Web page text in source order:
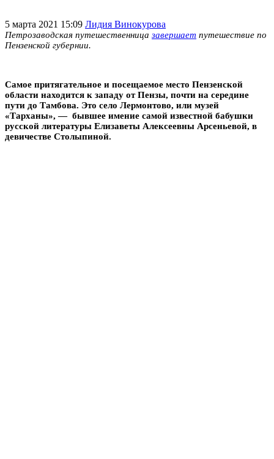
5 марта 2021 15:09 Лидия Винокурова
Петрозаводская путешественница завершает путешествие по
Пензенской губернии.
Самое притягательное и посещаемое место Пензенской
области находится к западу от Пензы, почти на середине
пути до Тамбова. Это село Лермонтово, или музей
«Тарханы», — бывшее имение самой известной бабушки
русской литературы Елизаветы Алексеевны Арсеньевой, в
девичестве Столыпиной.